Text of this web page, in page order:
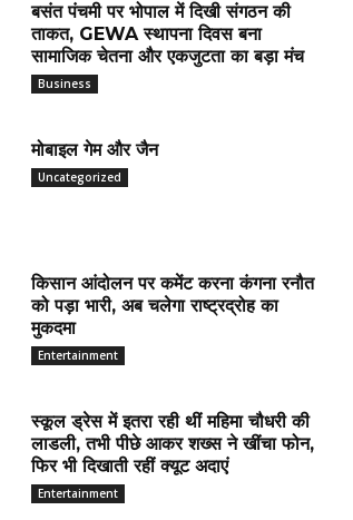
बसंत पंचमी पर भोपाल में दिखी संगठन की
ताकत, GEWA स्थापना दिवस बना
सामाजिक चेतना और एकजुटता का बड़ा मंच
Business
मोबाइल गेम और जैन
Uncategorized
किसान आंदोलन पर कमेंट करना कंगना रनौत
को पड़ा भारी, अब चलेगा राष्ट्रद्रोह का
मुकदमा
Entertainment
स्कूल ड्रेस में इतरा रही थीं महिमा चौधरी की
लाडली, तभी पीछे आकर शख्स ने खींचा फोन,
फिर भी दिखाती रहीं क्यूट अदाएं
Entertainment